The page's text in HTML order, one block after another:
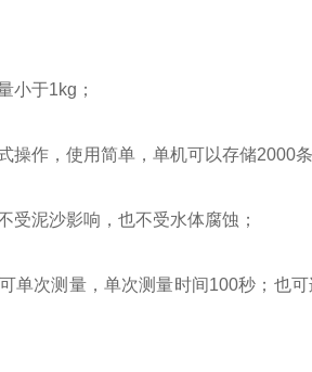
于1kg；
作，使用简单，单机可以存储2000
泥沙影响，也不受水体腐蚀；
次测量，单次测量时间100秒；也可